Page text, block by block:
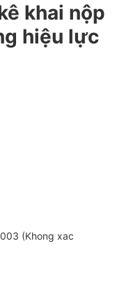
khai nộp
hiệu lực
(Khong xac